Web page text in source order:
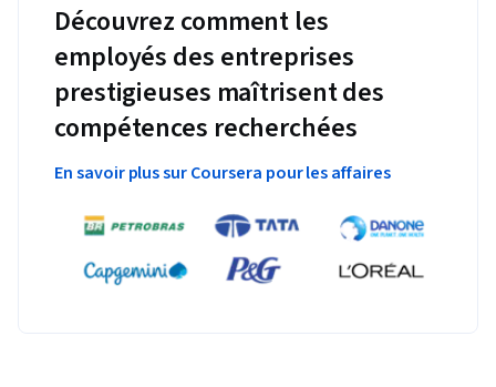
Découvrez comment les
employés des entreprises
prestigieuses maîtrisent des
compétences recherchées
En savoir plus sur Coursera pour les affaires